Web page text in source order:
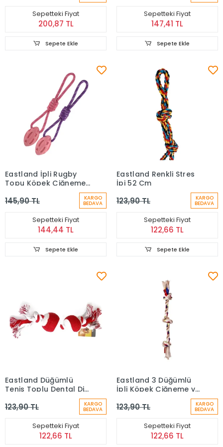
Sepetteki Fiyat
200,87 TL
Sepete Ekle
Sepetteki Fiyat
147,41 TL
Sepete Ekle
Eastland İpli Rugby
Topu Köpek Çiğneme
145,90 TL KARGO
BEDAVA
Sepetteki Fiyat
144,44 TL
Sepete Ekle
Eastland Renkli Stres
İpi 52 Cm
123,90 TL KARGO
BEDAVA
Sepetteki Fiyat
122,66 TL
Sepete Ekle
Eastland Düğümlü
Tenis Toplu Dental Diş
Oyuncağı Karışık
123,90 TL KARGO
BEDAVA
Sepetteki Fiyat
122,66 TL
Eastland 3 Düğümlü
İpli Köpek Çiğneme ve
Stres Oyuncağı 42 cm
123,90 TL KARGO
BEDAVA
Sepetteki Fiyat
122,66 TL